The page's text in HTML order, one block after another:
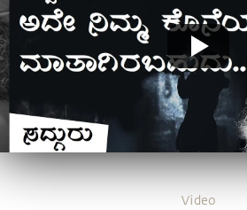
Video